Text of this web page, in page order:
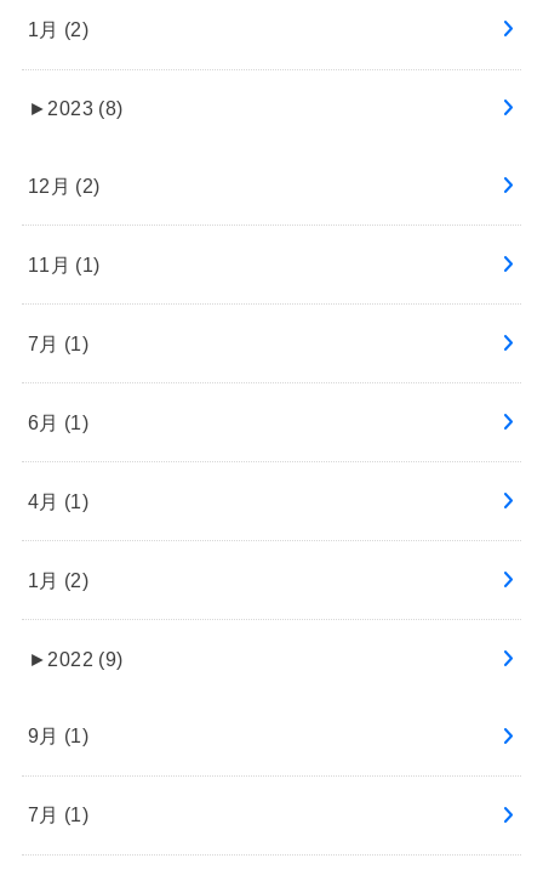
1月 (2)
► 2023 (8)
12月 (2)
11月 (1)
7月 (1)
6月 (1)
4月 (1)
1月 (2)
► 2022 (9)
9月 (1)
7月 (1)